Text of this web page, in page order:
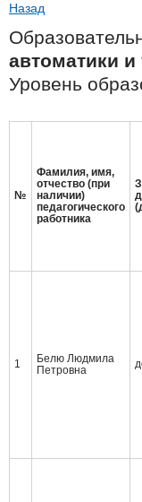
Назад
автоматики
Уровень
№
Фамилия, имя,
отчество (при
наличии)
педагогического
работника
1
Белю Людмила
Петровна